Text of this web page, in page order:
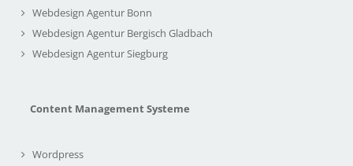
Webdesign Agentur Bonn
Webdesign Agentur Bergisch Gladbach
Webdesign Agentur Siegburg
Content Management Systeme
Wordpress